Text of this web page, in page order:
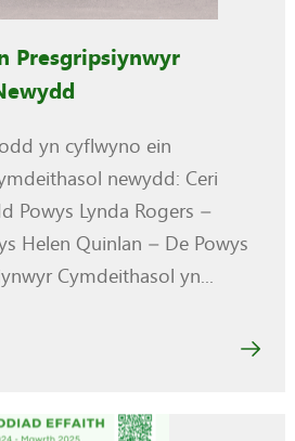
Presgripsiynwyr
yn cyflwyno ein
newydd: Ceri
Powys Lynda Rogers –
Helen Quinlan – De Powys
Cymdeithasol yn...